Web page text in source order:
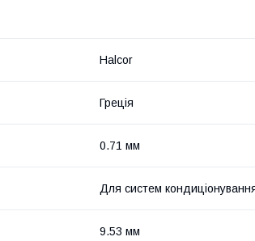
Halcor
Греція
0.71 мм
Для систем
9.53 мм